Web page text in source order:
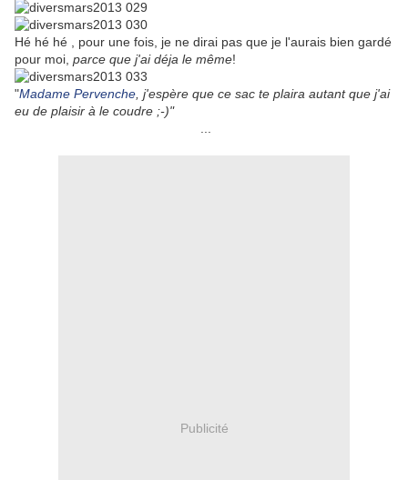
Hé hé hé , pour une fois, je ne dirai pas que je l'aurais bien gardé
pour moi, parce que j'ai déja le même!
"Madame Pervenche , j'espère que ce sac te plaira autant que j'ai
eu de plaisir à le coudre ;-)"
Publicité